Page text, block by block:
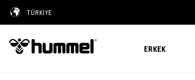
TÜRKİYE
ERKEK